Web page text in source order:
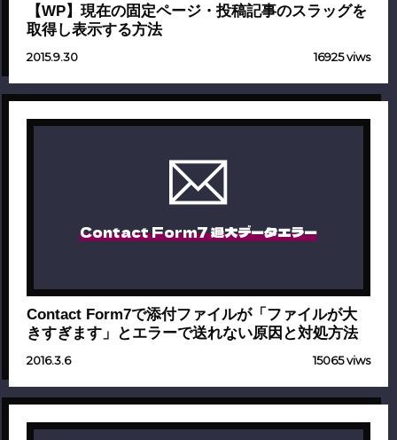
【WP】現在の固定ページ・投稿記事のスラッグを
取得し表示する方法
2015.9.30 16925 viws
Contact Form7 過大データエラー
Contact Form7で添付ファイルが「ファイルが大
きすぎます」とエラーで送れない原因と対処方法
2016.3.6 15065 viws